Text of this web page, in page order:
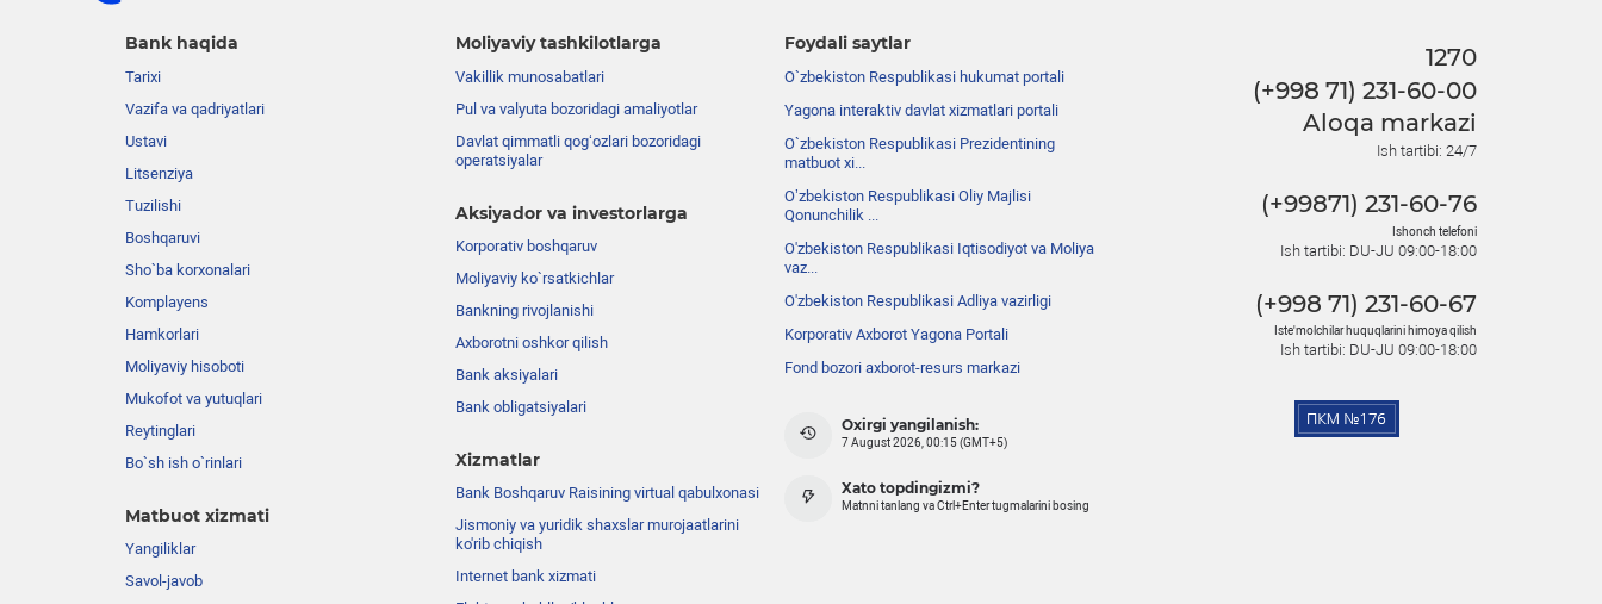
Bank haqida
Tarixi
Vazifa va qadriyatlari
Ustavi
Litsenziya
Tuzilishi
Boshqaruvi
Sho`ba korxonalari
Komplayens
Hamkorlari
Moliyaviy hisoboti
Mukofot va yutuqlari
Reytinglari
Bo`sh ish o`rinlari
Matbuot xizmati
Yangiliklar
Savol-javob
Moliyaviy tashkilotlarga
Vakillik munosabatlari
Pul va valyuta bozoridagi amaliyotlar
Davlat qimmatli qog‘ozlari bozoridagi
operatsiyalar
Aksiyador va investorlarga
Korporativ boshqaruv
Moliyaviy ko`rsatkichlar
Bankning rivojlanishi
Axborotni oshkor qilish
Bank aksiyalari
Bank obligatsiyalari
Xizmatlar
Bank Boshqaruv Raisining virtual qabulxonasi
Jismoniy va yuridik shaxslar murojaatlarini
ko'rib chiqish
Internet bank xizmati
Foydali saytlar
O`zbekiston Respublikasi hukumat portali
Yagona interaktiv davlat xizmatlari portali
O`zbekiston Respublikasi Prezidentining
matbuot xi...
Oʼzbekiston Respublikasi Oliy Majlisi
Qonunchilik ...
O'zbekiston Respublikasi Iqtisodiyot va Moliya
vaz...
O'zbekiston Respublikasi Adliya vazirligi
Korporativ Axborot Yagona Portali
Fond bozori axborot-resurs markazi
Oxirgi yangilanish:
7 August 2026, 00:15 (GMT+5)
Xato topdingizmi?
Matnni tanlang va Ctrl+Enter tugmalarini bosing
1270
(+998 71) 231-60-00
Aloqa markazi
Ish tartibi: 24/7
(+99871) 231-60-76
Ishonch telefoni
Ish tartibi: DU-JU 09:00-18:00
(+998 71) 231-60-67
Iste'molchilar huquqlarini himoya qilish
Ish tartibi: DU-JU 09:00-18:00